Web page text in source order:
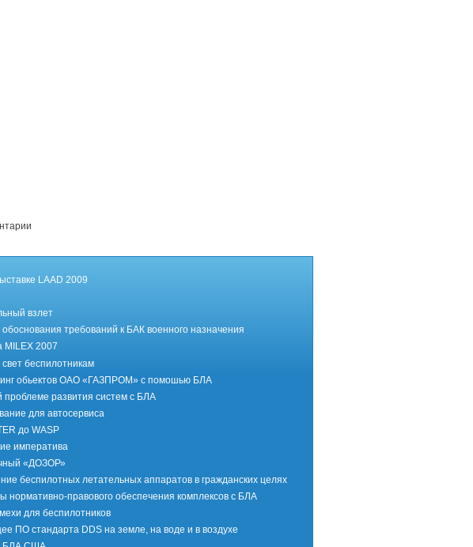
LAAD 2009
взлет
требований к БАК военного назначения
MILEX 2007
беспилотникам
обьектов ОАО «ГАЗПРОМ» с помошью БЛА
проблеме развития систем с БЛА
для автосервиса
до WASP
императива
«ДОЗОР»
беспилотных летательных аппаратов в гражданских целях
нормативно-правового обеспечения комплексов с БЛА
для беспилотников
ПО стандарта DDS на земле, на воде и в воздухе